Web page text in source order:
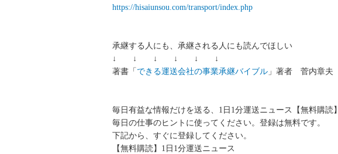
https://hisaiunsou.com/transport/index.php
承継する人にも、承継される人にも読んでほしい
↓ ↓ ↓ ↓ ↓ ↓
著書「 できる運送会社の事業承継バイブル 」著者 菅内章夫
毎日有益な情報だけを送る、1日1分運送ニュース【無料購読】
毎日の仕事のヒントに使ってください。登録は無料です。
下記から、すぐに登録してください。
【無料購読】1日1分運送ニュース